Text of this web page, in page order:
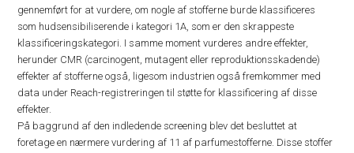
gennemført for at vurdere, om nogle af stofferne burde klassificeres
som hudsensibiliserende i kategori 1A, som er den skrappeste
klassificeringskategori. I samme moment vurderes andre effekter,
herunder CMR (carcinogent, mutagent eller reproduktionsskadende)
effekter af stofferne også, ligesom industrien også fremkommer med
data under Reach-registreringen til støtte for klassificering af disse
effekter.
På baggrund af den indledende screening blev det besluttet at
foretage en nærmere vurdering af 11 af parfumestofferne. Disse stoffer